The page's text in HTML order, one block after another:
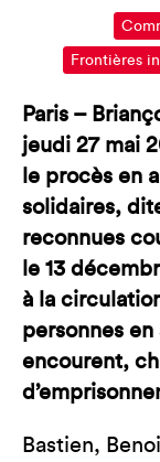
Frontières
Paris –
jeudi 27 mai
le procès en
solidaires,
reconnues
le 13
à la
personnes
encourent,
Bastien,